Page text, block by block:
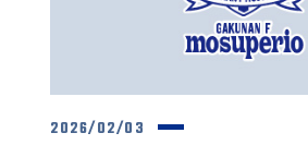
2026/02/03